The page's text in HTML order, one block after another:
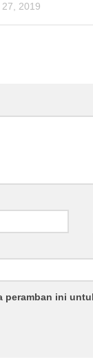
27, 2019
peramban ini